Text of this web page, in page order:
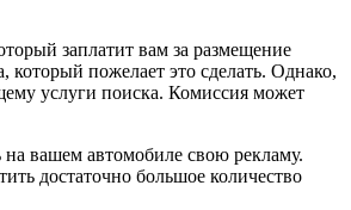
заплатит вам за размещение
пожелает это сделать. Однако,
услуги поиска. Комиссия может
на вашем автомобиле свою рекламу.
достаточно большое количество